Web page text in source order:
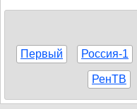
Первый Россия-1
РенТВ